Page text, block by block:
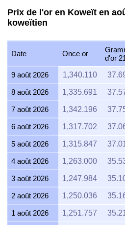
Prix de l'or en Koweït en
koweïtien
Date Once or
d'or
9 août 2026
1,340.110
8 août 2026 1,335.691
7 août 2026 1,342.196
6 août 2026 1,317.702
5 août 2026 1,315.847
4 août 2026 1,263.000
3 août 2026 1,247.984
2 août 2026 1,250.036
1 août 2026 1,251.757